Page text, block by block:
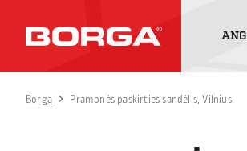
Borga Pramonės paskirties sandėlis, Vilnius